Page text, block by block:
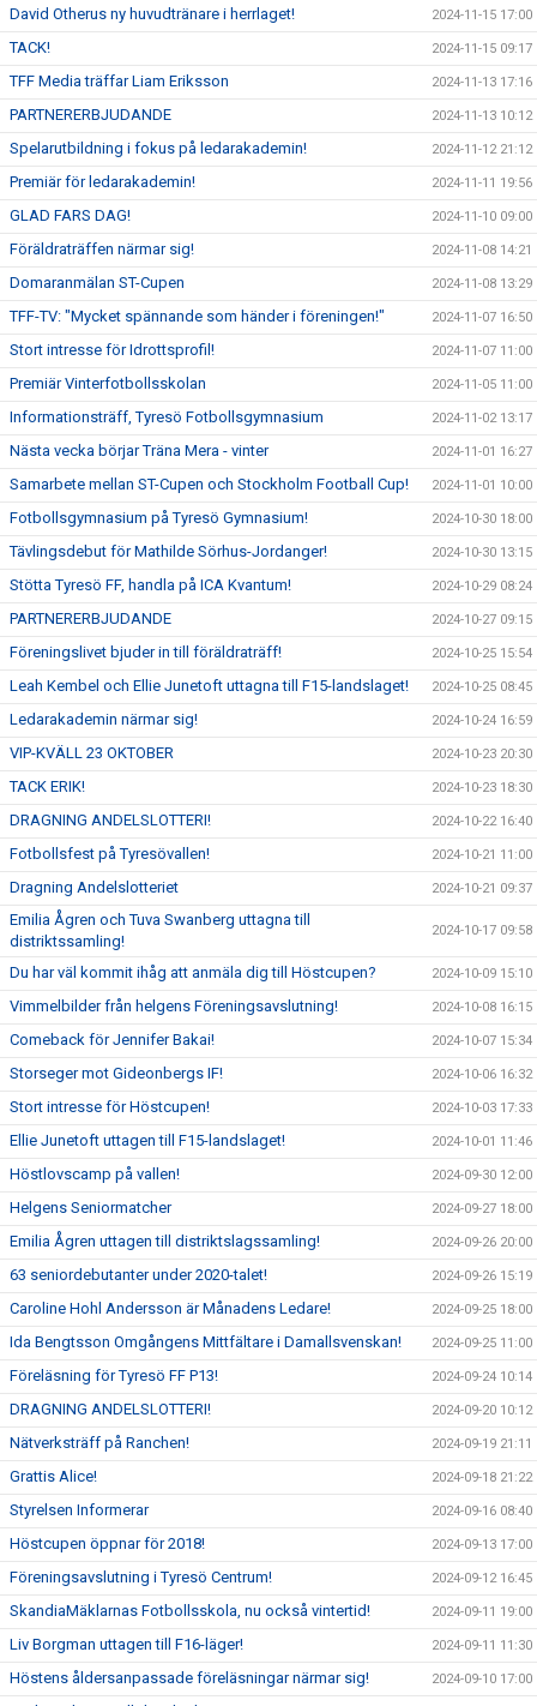
David Otherus ny huvudtränare i herrlaget! 2024-11-15 17:00
TACK! 2024-11-15 09:17
TFF Media träffar Liam Eriksson 2024-11-13 17:16
PARTNERERBJUDANDE 2024-11-13 10:12
Spelarutbildning i fokus på ledarakademin! 2024-11-12 21:12
Premiär för ledarakademin! 2024-11-11 19:56
GLAD FARS DAG! 2024-11-10 09:00
Föräldraträffen närmar sig! 2024-11-08 14:21
Domaranmälan ST-Cupen 2024-11-08 13:29
TFF-TV: "Mycket spännande som händer i föreningen!" 2024-11-07 16:50
Stort intresse för Idrottsprofil! 2024-11-07 11:00
Premiär Vinterfotbollsskolan 2024-11-05 11:00
Informationsträff, Tyresö Fotbollsgymnasium 2024-11-02 13:17
Nästa vecka börjar Träna Mera - vinter 2024-11-01 16:27
Samarbete mellan ST-Cupen och Stockholm Football Cup! 2024-11-01 10:00
Fotbollsgymnasium på Tyresö Gymnasium! 2024-10-30 18:00
Tävlingsdebut för Mathilde Sörhus-Jordanger! 2024-10-30 13:15
Stötta Tyresö FF, handla på ICA Kvantum! 2024-10-29 08:24
PARTNERERBJUDANDE 2024-10-27 09:15
Föreningslivet bjuder in till föräldraträff! 2024-10-25 15:54
Leah Kembel och Ellie Junetoft uttagna till F15-landslaget! 2024-10-25 08:45
Ledarakademin närmar sig! 2024-10-24 16:59
VIP-KVÄLL 23 OKTOBER 2024-10-23 20:30
TACK ERIK! 2024-10-23 18:30
DRAGNING ANDELSLOTTERI! 2024-10-22 16:40
Fotbollsfest på Tyresövallen! 2024-10-21 11:00
Dragning Andelslotteriet 2024-10-21 09:37
Emilia Ågren och Tuva Swanberg uttagna till
distriktssamling!
2024-10-17 09:58
Du har väl kommit ihåg att anmäla dig till Höstcupen? 2024-10-09 15:10
Vimmelbilder från helgens Föreningsavslutning! 2024-10-08 16:15
Comeback för Jennifer Bakai! 2024-10-07 15:34
Storseger mot Gideonbergs IF! 2024-10-06 16:32
Stort intresse för Höstcupen! 2024-10-03 17:33
Ellie Junetoft uttagen till F15-landslaget! 2024-10-01 11:46
Höstlovscamp på vallen! 2024-09-30 12:00
Helgens Seniormatcher 2024-09-27 18:00
Emilia Ågren uttagen till distriktslagssamling! 2024-09-26 20:00
63 seniordebutanter under 2020-talet! 2024-09-26 15:19
Caroline Hohl Andersson är Månadens Ledare! 2024-09-25 18:00
Ida Bengtsson Omgångens Mittfältare i Damallsvenskan! 2024-09-25 11:00
Föreläsning för Tyresö FF P13! 2024-09-24 10:14
DRAGNING ANDELSLOTTERI! 2024-09-20 10:12
Nätverksträff på Ranchen! 2024-09-19 21:11
Grattis Alice! 2024-09-18 21:22
Styrelsen Informerar 2024-09-16 08:40
Höstcupen öppnar för 2018! 2024-09-13 17:00
Föreningsavslutning i Tyresö Centrum! 2024-09-12 16:45
SkandiaMäklarnas Fotbollsskola, nu också vintertid! 2024-09-11 19:00
Liv Borgman uttagen till F16-läger! 2024-09-11 11:30
Höstens åldersanpassade föreläsningar närmar sig! 2024-09-10 17:00